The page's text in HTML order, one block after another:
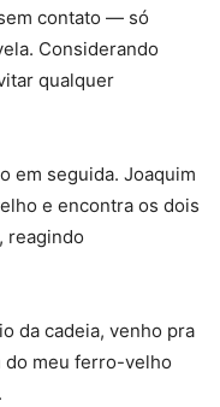
contato — só
Considerando
qualquer
em seguida. Joaquim
e encontra os dois
reagindo
da cadeia, venho pra
do meu ferro-velho